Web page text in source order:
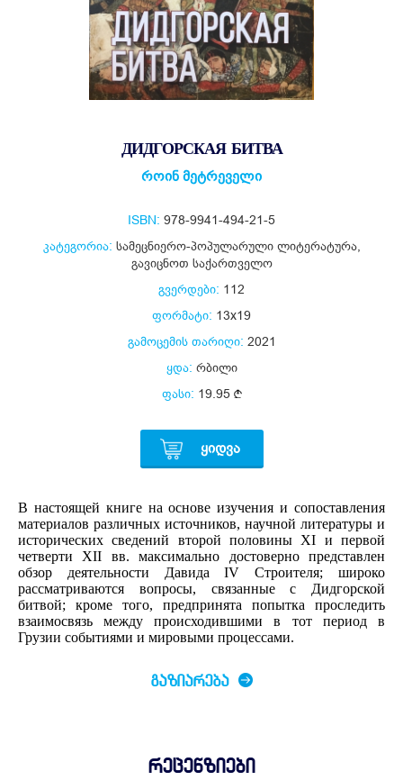
ДИДГОРСКАЯ БИТВА
როინ მეტრეველი
ISBN: 978-9941-494-21-5
კატეგორია: სამეცნიერო-პოპულარული ლიტერატურა,
გავიცნოთ საქართველო
გვერდები: 112
ფორმატი: 13x19
გამოცემის თარიღი: 2021
ყდა: რბილი
ფასი: 19.95
ᲧᲘᲓᲕᲐ
В настоящей книге на основе изучения и сопоставления
материалов различных источников, научной литературы и
исторических сведений второй половины XI и первой
четверти XII вв. максимально достоверно представлен
обзор деятельности Давида IV Строителя; широко
рассматриваются вопросы, связанные с Дидгорской
битвой; кроме того, предпринята попытка проследить
взаимосвязь между происходившими в тот период в
Грузии событиями и мировыми процессами.
ᲒᲐᲖᲘᲐᲠᲔᲑᲐ
რეცენზიები